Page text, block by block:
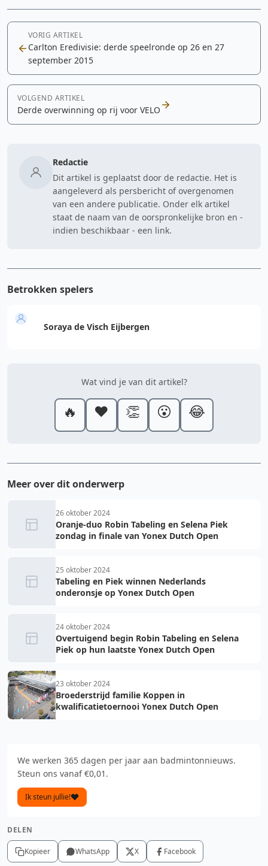
VORIG ARTIKEL
Carlton Eredivisie: derde speelronde op 26 en 27
september 2015
VOLGEND ARTIKEL
Derde overwinning op rij voor VELO
Redactie
Dit artikel is geplaatst door de redactie. Het is
aangeleverd als persbericht of overgenomen
van een andere publicatie. Onder elk artikel
staat de naam van de oorspronkelijke bron en -
indien beschikbaar - een link.
Betrokken spelers
Soraya de Visch Eijbergen
Wat vind je van dit artikel?
🔥 ❤️ 👏 😮 😂
Meer over dit onderwerp
26 oktober 2024
Oranje-duo Robin Tabeling en Selena Piek
zondag in finale van Yonex Dutch Open
25 oktober 2024
Tabeling en Piek winnen Nederlands
onderonsje op Yonex Dutch Open
24 oktober 2024
Overtuigend begin Robin Tabeling en Selena
Piek op hun laatste Yonex Dutch Open
23 oktober 2024
Broederstrijd familie Koppen in
kwalificatietoernooi Yonex Dutch Open
We werken 365 dagen per jaar aan badmintonnieuws.
Steun ons vanaf €0,01.
Ik steun jullie!
DELEN
Kopieer WhatsApp X Facebook